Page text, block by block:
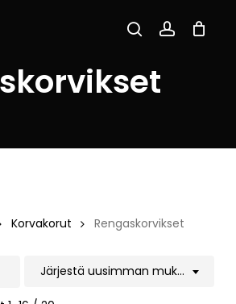
Close
Korvakorut Rengaskorvikset
Järjestä uusimman mukaan
Close